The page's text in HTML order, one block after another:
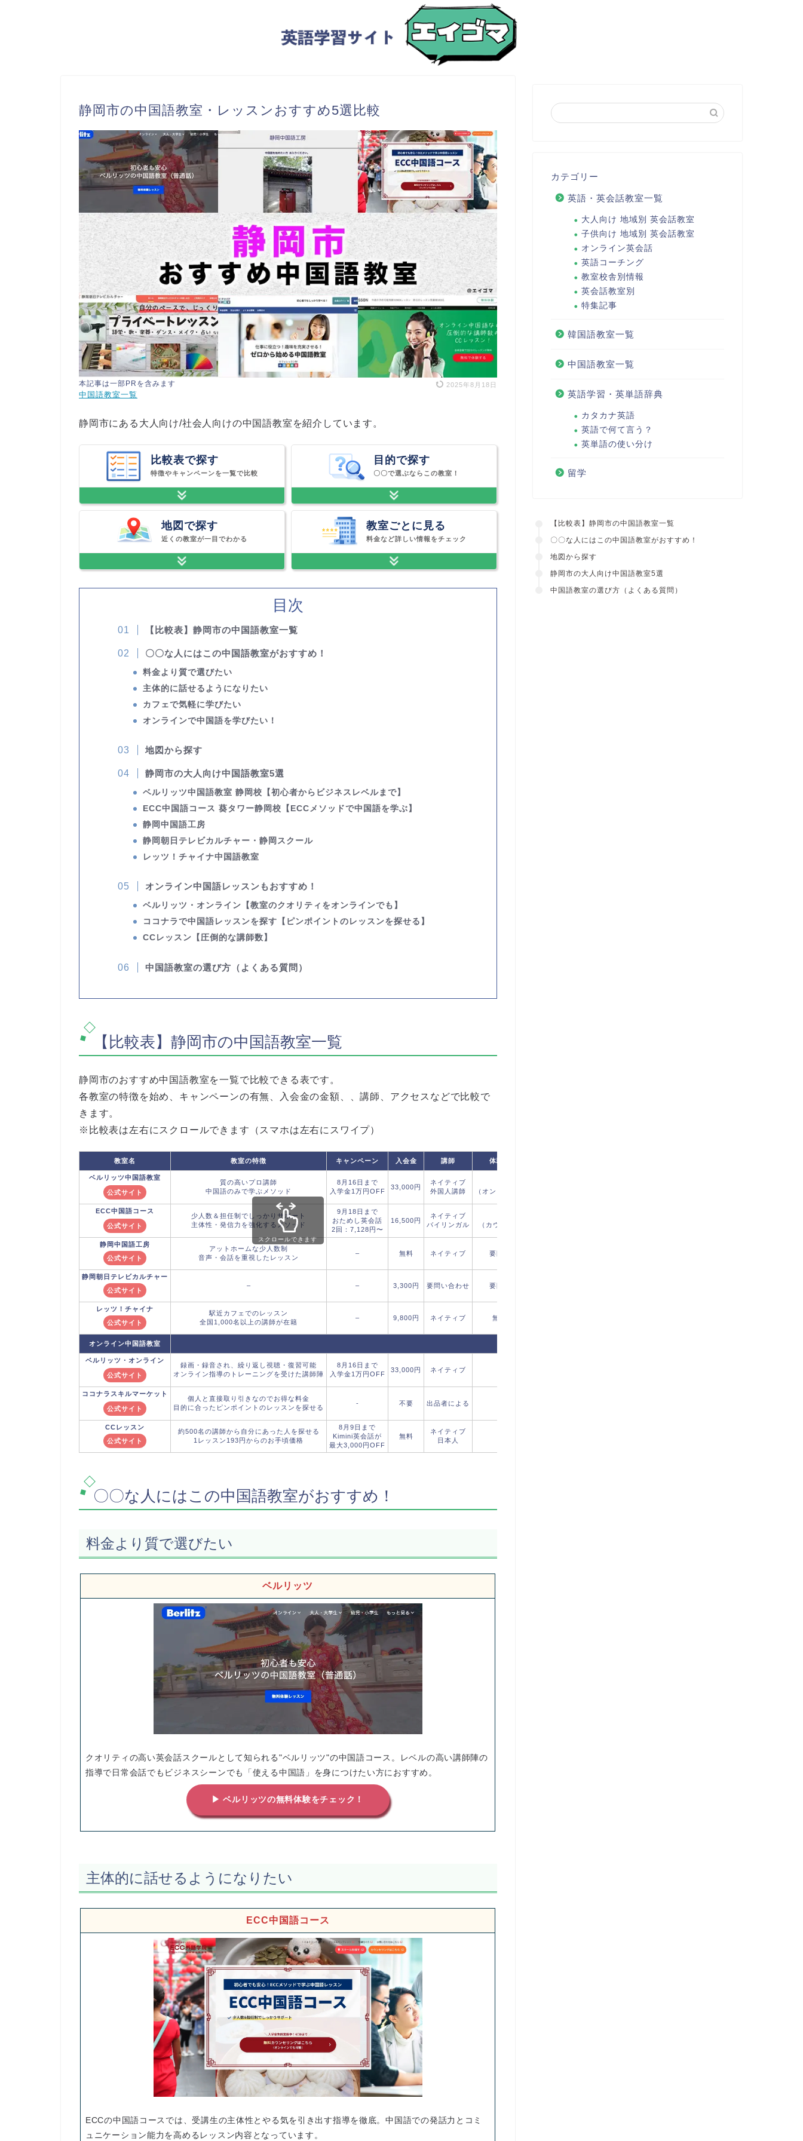
静岡市の中国語教室・レッスンおすすめ5選比較
本記事は一部PRを含みます 2025年8月18日
中国語教室一覧
静岡市にある大人向け/社会人向けの中国語教室を紹介しています。
比較表で探す
特徴やキャンペーンを一覧で比較
目的で探す
〇〇で選ぶならこの教室！
地図で探す
近くの教室が一目でわかる
教室ごとに見る
料金など詳しい情報をチェック
目次
【比較表】静岡市の中国語教室一覧
〇〇な人にはこの中国語教室がおすすめ！
料金より質で選びたい
主体的に話せるようになりたい
カフェで気軽に学びたい
オンラインで中国語を学びたい！
地図から探す
静岡市の大人向け中国語教室5選
ベルリッツ中国語教室 静岡校 【初心者からビジネスレベルまで】
ECC中国語コース 葵タワー静岡校 【ECCメソッドで中国語を学ぶ】
静岡中国語工房
静岡朝日テレビカルチャー・静岡スクール
レッツ！チャイナ中国語教室
オンライン中国語レッスンもおすすめ！
ベルリッツ・オンライン 【教室のクオリティをオンラインでも】
ココナラで中国語レッスンを探す 【ピンポイントのレッスンを探せる】
CCレッスン 【圧倒的な講師数】
中国語教室の選び方（よくある質問）
【比較表】静岡市の中国語教室一覧
静岡市のおすすめ中国語教室を一覧で比較できる表です。
各教室の特徴を始め、キャンペーンの有無、入会金の金額、、講師、アクセスなどで比較で
きます。
※比較表は左右にスクロールできます（スマホは左右にスワイプ）
教室名 教室の特徴 キャンペーン 入会金 講師 体験レッスン
ベルリッツ中国語教室
公式サイト
質の高いプロ講師
中国語のみで学ぶメソッド
8月16日まで
入学金1万円OFF
33,000円
ネイティブ
外国人講師
（オンライン体験可）
ECC中国語コース
公式サイト
少人数＆担任制でしっかりサポート
主体性・発信力を強化するメソッド
9月18日まで
おためし英会話
2回：7,128円〜
16,500円
ネイティブ
バイリンガル
（カウンセリング）
静岡中国語工房
公式サイト
アットホームな少人数制
音声・会話を重視したレッスン
– 無料 ネイティブ 要問い合わせ
静岡朝日テレビカルチャー
公式サイト
– – 3,300円 要問い合わせ 要問い合わせ
レッツ！チャイナ
公式サイト
駅近カフェでのレッスン
全国1,000名以上の講師が在籍
– 9,800円 ネイティブ 無料：60分
オンライン中国語教室
ベルリッツ ・オンライン
公式サイト
録画・録音され、繰り返し視聴・復習可能
オンライン指導のトレーニングを受けた講師陣
8月16日まで
入学金1万円OFF
33,000円 ネイティブ
ココナラ スキルマーケット
公式サイト
個人と直接取り引きなのでお得な料金
目的に合ったピンポイントのレッスンを探せる
- 不要 出品者による
CCレッスン
公式サイト
約500名の講師から自分にあった人を探せる
1レッスン193円からのお手頃価格
8月9日まで
Kimini英会話が
最大3,000円OFF
無料
ネイティブ
日本人
スクロールできます
〇〇な人にはこの中国語教室がおすすめ！
料金より質で選びたい
ベルリッツ
クオリティの高い英会話スクールとして知られる"ベルリッツ"の中国語コース。レベルの高い講師陣の
指導で日常会話でもビジネスシーンでも「使える中国語」を身につけたい方におすすめ。
▶ ベルリッツの無料体験をチェック！
主体的に話せるようになりたい
ECC中国語コース
ECCの中国語コースでは、受講生の主体性とやる気を引き出す指導を徹底。中国語での発話力とコミ
ュニケーション能力を高めるレッスン内容となっています。
カテゴリー
英語・英会話教室一覧
大人向け 地域別 英会話教室
子供向け 地域別 英会話教室
オンライン英会話
英語コーチング
教室校舎別情報
英会話教室別
特集記事
韓国語教室一覧
中国語教室一覧
英語学習・英単語辞典
カタカナ英語
英語で何て言う？
英単語の使い分け
留学
【比較表】静岡市の中国語教室一覧
〇〇な人にはこの中国語教室がおすすめ！
地図から探す
静岡市の大人向け中国語教室5選
中国語教室の選び方（よくある質問）